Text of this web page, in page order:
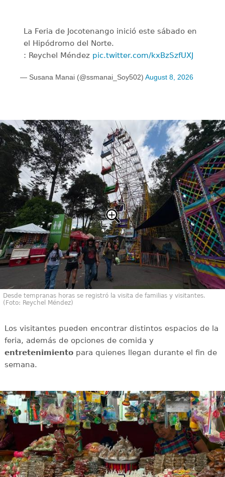
La Feria de Jocotenango inició este sábado en
el Hipódromo del Norte.
: Reychel Méndez pic.twitter.com/kxBzSzfUXJ
— Susana Manai (@ssmanai_Soy502) August 8, 2026
Desde tempranas horas se registró la visita de familias y visitantes.
(Foto: Reychel Méndez)
Los visitantes pueden encontrar distintos espacios de la
feria, además de opciones de comida y
entretenimientopara quienes llegan durante el fin de
semana.